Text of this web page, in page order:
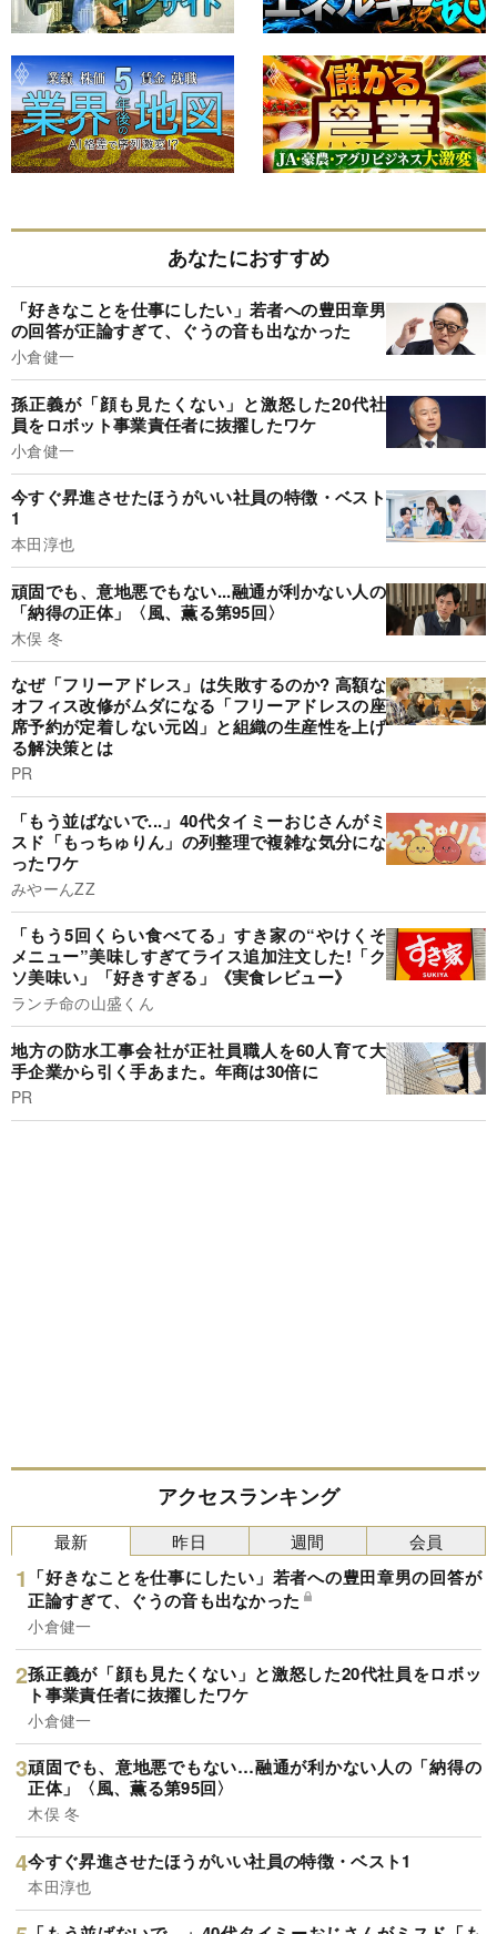
あなたにおすすめ
「好きなことを仕事にしたい」若者への豊田章男
の回答が正論すぎて、ぐうの音も出なかった
小倉健一
孫正義が「顔も見たくない」と激怒した20代社
員をロボット事業責任者に抜擢したワケ
小倉健一
今すぐ昇進させたほうがいい社員の特徴・ベスト
1
本田淳也
頑固でも、意地悪でもない...融通が利かない人の
「納得の正体」〈風、薫る第95回〉
木俣 冬
なぜ「フリーアドレス」は失敗するのか? 高額な
オフィス改修がムダになる「フリーアドレスの座
席予約が定着しない元凶」と組織の生産性を上げ
る解決策とは
PR
「もう並ばないで...」40代タイミーおじさんがミ
スド「もっちゅりん」の列整理で複雑な気分にな
ったワケ
みやーんZZ
「もう5回くらい食べてる」すき家の“やけくそ
メニュー”美味しすぎてライス追加注文した!「ク
ソ美味い」「好きすぎる」《実食レビュー》
ランチ命の山盛くん
地方の防水工事会社が正社員職人を60人育て大
手企業から引く手あまた。年商は30倍に
PR
アクセスランキング
最新
「好きなことを仕事にしたい」若者への豊田章男の回答が
正論すぎて、ぐうの音も出なかった
小倉健一
孫正義が「顔も見たくない」と激怒した20代社員をロボッ
ト事業責任者に抜擢したワケ
小倉健一
頑固でも、意地悪でもない…融通が利かない人の「納得の
正体」〈風、薫る第95回〉
木俣 冬
今すぐ昇進させたほうがいい社員の特徴・ベスト1
本田淳也
昨日 週間 会員